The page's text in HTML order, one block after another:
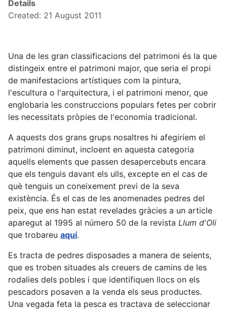
Details
Created: 21 August 2011
Una de les gran classificacions del patrimoni és la que
distingeix entre el patrimoni major, que seria el propi
de manifestacions artístiques com la pintura,
l'escultura o l'arquitectura, i el patrimoni menor, que
englobaria les construccions populars fetes per cobrir
les necessitats pròpies de l'economia tradicional.
A aquests dos grans grups nosaltres hi afegiríem el
patrimoni diminut, incloent en aquesta categoria
aquells elements que passen desapercebuts encara
que els tenguis davant els ulls, excepte en el cas de
què tenguis un coneixement previ de la seva
existència. És el cas de les anomenades pedres del
peix, que ens han estat revelades gràcies a un article
aparegut al 1995 al número 50 de la revista Llum d'Oli
que trobareu aquí.
Es tracta de pedres disposades a manera de seients,
que es troben situades als creuers de camins de les
rodalies dels pobles i que identifiquen llocs on els
pescadors posaven a la venda els seus productes.
Una vegada feta la pesca es tractava de seleccionar